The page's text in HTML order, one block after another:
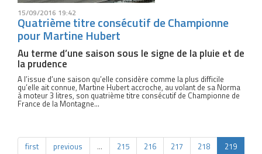
15/09/2016 19:42
Quatrième titre consécutif de Championne
pour Martine Hubert
Au terme d’une saison sous le signe de la pluie et de
la prudence
A l’issue d’une saison qu’elle considère comme la plus difficile
qu’elle ait connue, Martine Hubert accroche, au volant de sa Norma
à moteur 3 litres, son quatrième titre consécutif de Championne de
France de la Montagne...
first previous … 215 216 217 218
219